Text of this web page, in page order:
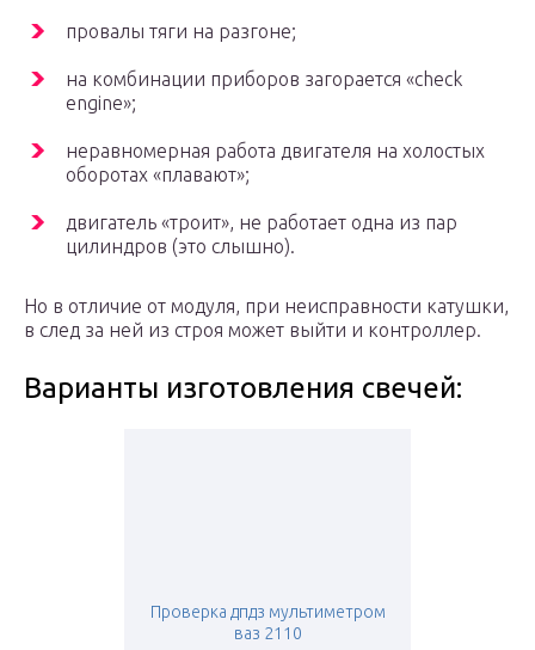
провалы тяги на разгоне;
на комбинации приборов загорается «check
engine»;
неравномерная работа двигателя на холостых
оборотах «плавают»;
двигатель «троит», не работает одна из пар
цилиндров (это слышно).
Но в отличие от модуля, при неисправности катушки,
в след за ней из строя может выйти и контроллер.
Варианты изготовления свечей:
Проверка дпдз мультиметром
ваз 2110